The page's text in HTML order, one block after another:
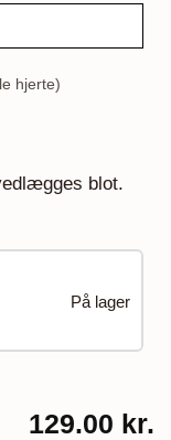
hjerte)
blot.
På lager
129.00 kr.